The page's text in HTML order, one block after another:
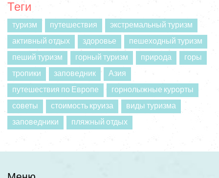
Теги
туризм путешествия
экстремальный туризм
активный отдых
здоровье
пешеходный туризм
пеший туризм
горный туризм природа
горы
тропики
заповедник
Азия
путешествия по Европе
горнолыжные курорты
советы
стоимость круиза
виды туризма
заповедники
пляжный отдых